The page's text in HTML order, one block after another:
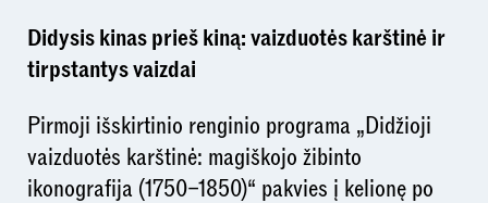
Didysis kinas prieš kiną: vaizduotės karštinė ir
tirpstantys vaizdai
Pirmoji išskirtinio renginio programa „Didžioji
vaizduotės karštinė: magiškojo žibinto
ikonografija (1750–1850)“ pakvies į kelionę po